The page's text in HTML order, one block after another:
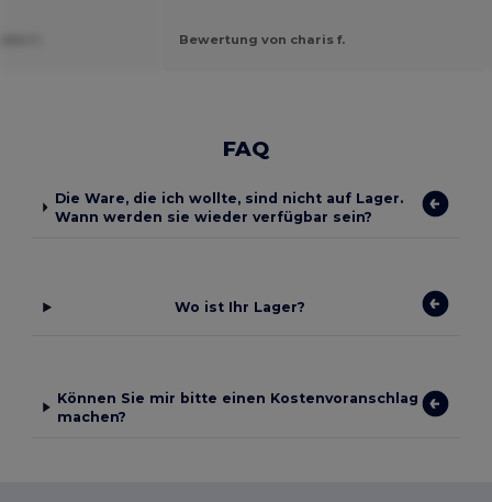
Bewertung von charis f.
FAQ
Die Ware, die ich wollte, sind nicht auf Lager.
Wann werden sie wieder verfügbar sein?
Wo ist Ihr Lager?
Können Sie mir bitte einen Kostenvoranschlag
machen?